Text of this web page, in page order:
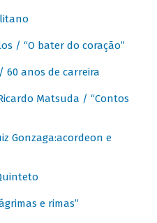
/ “O bater do coração”
60 anos de carreira
Matsuda / “Contos
Gonzaga:acordeon e
e rimas”